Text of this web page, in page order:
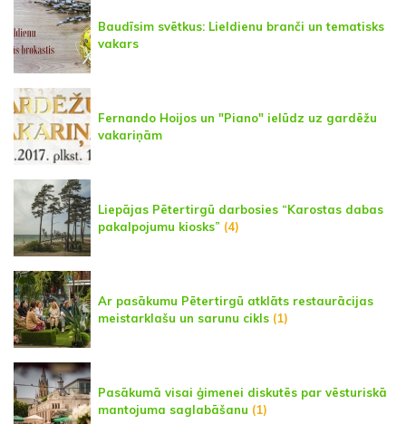
Baudīsim svētkus: Lieldienu branči un tematisks
vakars
Fernando Hoijos un "Piano" ielūdz uz gardēžu
vakariņām
Liepājas Pētertirgū darbosies “Karostas dabas
pakalpojumu kiosks” (4)
Ar pasākumu Pētertirgū atklāts restaurācijas
meistarklašu un sarunu cikls (1)
Pasākumā visai ģimenei diskutēs par vēsturiskā
mantojuma saglabāšanu (1)